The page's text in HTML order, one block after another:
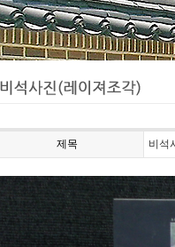
제목 비석